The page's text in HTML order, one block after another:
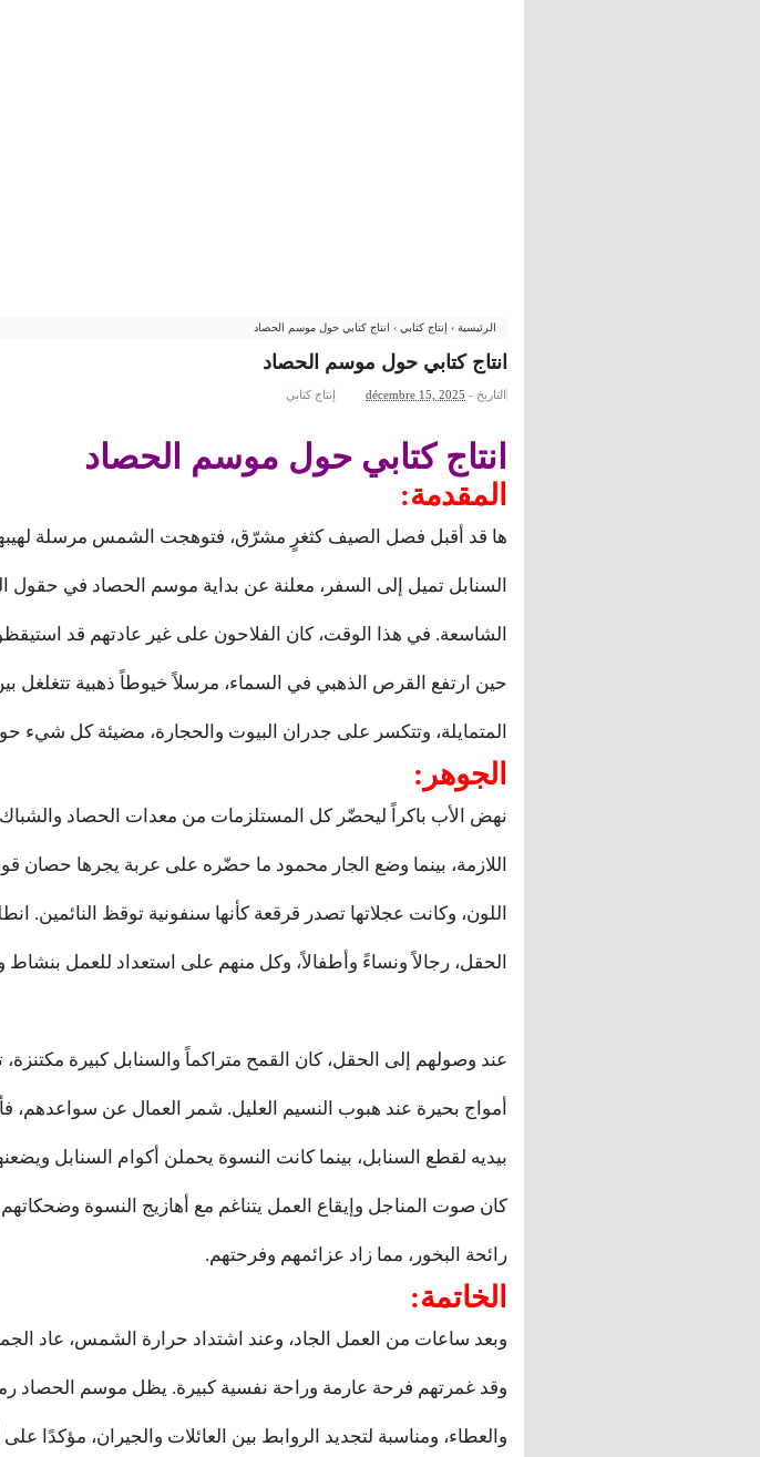
الرئيسية › إنتاج كتابي › انتاج كتابي حول موسم الحصاد
انتاج كتابي حول موسم الحصاد
التاريخ - décembre 15, 2025 إنتاج كتابي
انتاج كتابي حول موسم الحصاد
المقدمة:
ها قد أقبل فصل الصيف كثغرٍ مشرّق، فتوهجت الشمس مرسلة
السنابل تميل إلى السفر، معلنة عن بداية موسم الحصاد في حقول
الشاسعة. في هذا الوقت، كان الفلاحون على غير عادتهم قد
حين ارتفع القرص الذهبي في السماء، مرسلاً خيوطاً ذهبية تتغلغل
المتمايلة، وتتكسر على جدران البيوت والحجارة، مضيئة كل شيء
الجوهر:
نهض الأب باكراً ليحضّر كل المستلزمات من معدات الحصاد
اللازمة، بينما وضع الجار محمود ما حضّره على عربة يجرها حصان
اللون، وكانت عجلاتها تصدر قرقعة كأنها سنفونية توقظ النائمين.
الحقل، رجالاً ونساءً وأطفالاً، وكل منهم على استعداد للعمل بنشاط
عند وصولهم إلى الحقل، كان القمح متراكماً والسنابل كبيرة مكتنزة،
أمواج بحيرة عند هبوب النسيم العليل. شمر العمال عن سواعدهم،
بيديه لقطع السنابل، بينما كانت النسوة يحملن أكوام السنابل
كان صوت المناجل وإيقاع العمل يتناغم مع أهازيج النسوة وضحكاتهم
رائحة البخور، مما زاد عزائمهم وفرحتهم.
الخاتمة:
وبعد ساعات من العمل الجاد، وعند اشتداد حرارة الشمس، عاد
وقد غمرتهم فرحة عارمة وراحة نفسية كبيرة. يظل موسم الحصاد
والعطاء، ومناسبة لتجديد الروابط بين العائلات والجيران، مؤكدًا